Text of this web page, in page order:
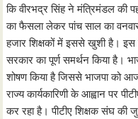
कि वीरभद्र सिंह ने मंत्रिमंडल की
का फैसला लेकर पांच साल का
हजार शिक्षकों में इससे खुशी है। इस
सरकार का पूर्ण समर्थन किया है।
शोषण किया है जिससे भाजपा को आज
राज्य कार्यकारिणी के आह्वान पर
कर रहा है। पीटीए शिक्षक संघ की